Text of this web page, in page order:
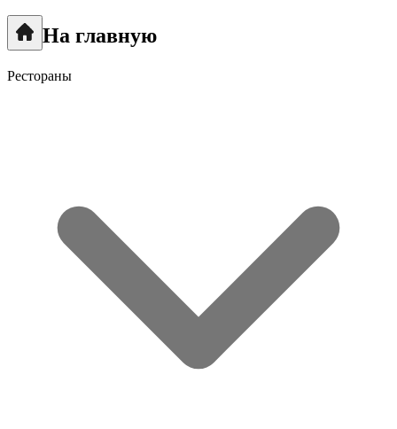
На главную
Рестораны